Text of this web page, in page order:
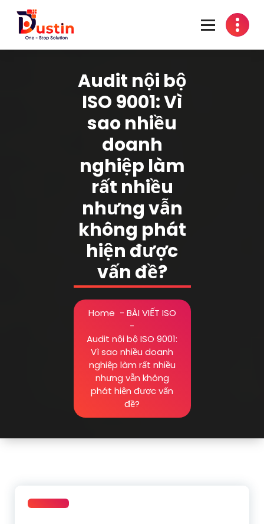
content
Audit nội bộ
ISO 9001: Vì
sao nhiều
doanh
nghiệp làm
rất nhiều
nhưng vẫn
không phát
hiện được
vấn đề?
Home - BÀI VIẾT ISO
-
Audit nội bộ ISO 9001:
Vì sao nhiều doanh
nghiệp làm rất nhiều
nhưng vẫn không
phát hiện được vấn
đề?